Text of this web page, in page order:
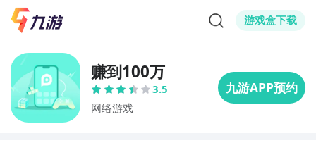
游戏盒下载
赚到100万
3.5
网络游戏